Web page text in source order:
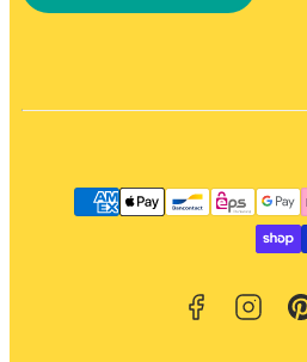
Facebook
Instagram
Pinterest
YouTube